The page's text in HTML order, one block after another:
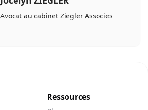
Avocat au cabinet Ziegler Associes
Ressources